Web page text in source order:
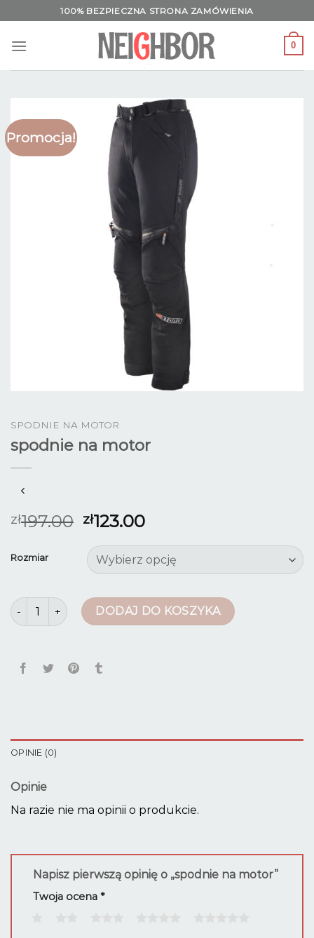
to
content
100% BEZPIECZNA STRONA ZAMÓWIENIA
0
Promocja!
SPODNIE NA MOTOR
spodnie na motor
zł197.00 zł123.00
Rozmiar
ilość spodnie na motorDODAJ DO KOSZYKA
OPINIE (0)
Opinie
Na razie nie ma opinii o produkcie.
Napisz pierwszą opinię o „spodnie na motor”
Twoja ocena *